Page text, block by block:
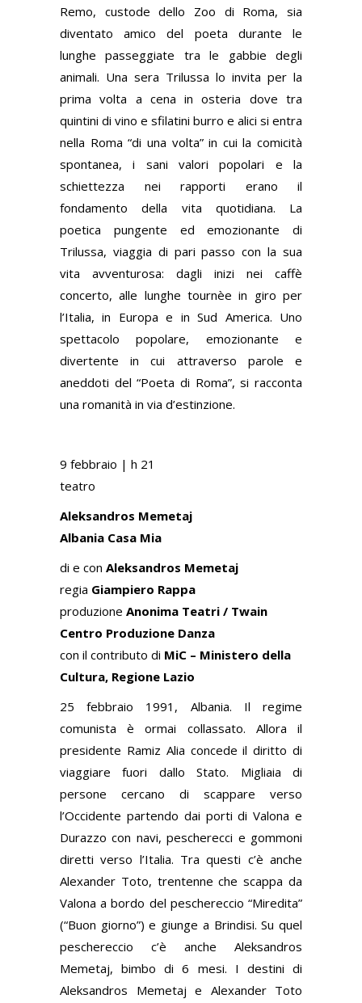
Remo, custode dello Zoo di Roma, sia
diventato amico del poeta durante le
lunghe passeggiate tra le gabbie degli
animali. Una sera Trilussa lo invita per la
prima volta a cena in osteria dove tra
quintini di vino e sfilatini burro e alici si entra
nella Roma “di una volta” in cui la comicità
spontanea, i sani valori popolari e la
schiettezza nei rapporti erano il
fondamento della vita quotidiana. La
poetica pungente ed emozionante di
Trilussa, viaggia di pari passo con la sua
vita avventurosa: dagli inizi nei caffè
concerto, alle lunghe tournèe in giro per
l’Italia, in Europa e in Sud America. Uno
spettacolo popolare, emozionante e
divertente in cui attraverso parole e
aneddoti del “Poeta di Roma”, si racconta
una romanità in via d’estinzione.
9 febbraio | h 21
teatro
Aleksandros Memetaj
Albania Casa Mia
di e con Aleksandros Memetaj
regia Giampiero Rappa
produzione Anonima Teatri / Twain
Centro Produzione Danza
con il contributo di MiC – Ministero della
Cultura, Regione Lazio
25 febbraio 1991, Albania. Il regime
comunista è ormai collassato. Allora il
presidente Ramiz Alia concede il diritto di
viaggiare fuori dallo Stato. Migliaia di
persone cercano di scappare verso
l’Occidente partendo dai porti di Valona e
Durazzo con navi, pescherecci e gommoni
diretti verso l’Italia. Tra questi c’è anche
Alexander Toto, trentenne che scappa da
Valona a bordo del peschereccio “Miredita”
(“Buon giorno”) e giunge a Brindisi. Su quel
peschereccio c’è anche Aleksandros
Memetaj, bimbo di 6 mesi. I destini di
Aleksandros Memetaj e Alexander Toto